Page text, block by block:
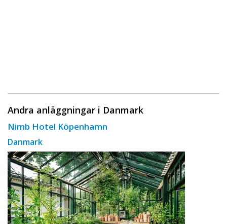
Andra anläggningar i Danmark
Nimb Hotel Köpenhamn
Danmark